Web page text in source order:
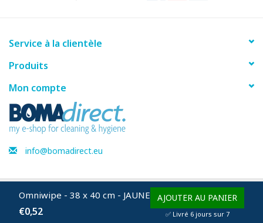
Omniwipe - 38 x 40 cm - JAUNE
€0,52
AJOUTER AU PANIER
✅ Livré 6 jours sur 7
Service à la clientèle
Produits
Mon compte
info@bomadirect.eu
© Copyright 2026 BOMAdirect - Powered byLightspeed